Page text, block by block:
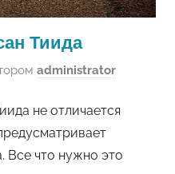
Тиида
administrator
не отличается
Все что нужно это